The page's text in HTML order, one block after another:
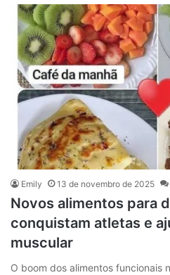
Emily 13 de novembro de 2025
Novos alimentos para
conquistam atletas e
muscular
O boom dos alimentos funcionais